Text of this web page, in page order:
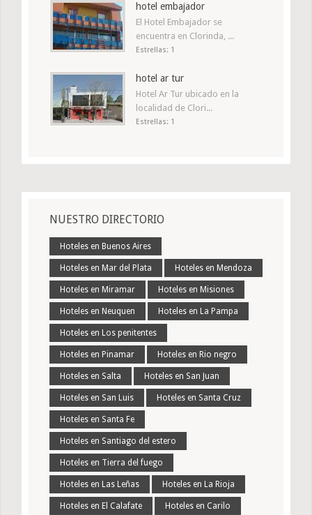
hotel embajador
El Hotel Embajador se
encuentra en Clorinda, ...
Estrellas: 1
hotel ar tur
Hotel Ar Tur ubicado en la
localidad de Clori...
Estrellas: 1
NUESTRO DIRECTORIO
Hoteles en Buenos Aires
Hoteles en Mar del Plata Hoteles en Mendoza
Hoteles en Miramar Hoteles en Misiones
Hoteles en Neuquen Hoteles en La Pampa
Hoteles en Los penitentes
Hoteles en Pinamar Hoteles en Rio negro
Hoteles en Salta Hoteles en San Juan
Hoteles en San Luis Hoteles en Santa Cruz
Hoteles en Santa Fe
Hoteles en Santiago del estero
Hoteles en Tierra del fuego
Hoteles en Las Leñas Hoteles en La Rioja
Hoteles en El Calafate Hoteles en Carilo